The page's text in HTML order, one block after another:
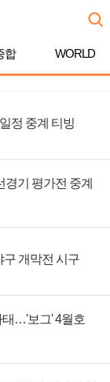
합 WORLD
정 중계 티빙
기 평가전 중계
구 개막전 시구
태…'보그' 4월호